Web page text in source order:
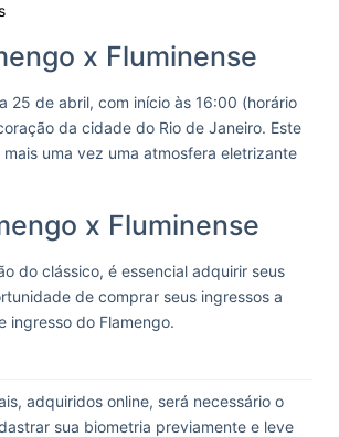
x Fluminense
25 de abril, com início às 16:00 (horário
da cidade do Rio de Janeiro. Este
uma vez uma atmosfera eletrizante
x Fluminense
do clássico, é essencial adquirir seus
de comprar seus ingressos a
ingresso do Flamengo.
adquiridos online, será necessário o
sua biometria previamente e leve